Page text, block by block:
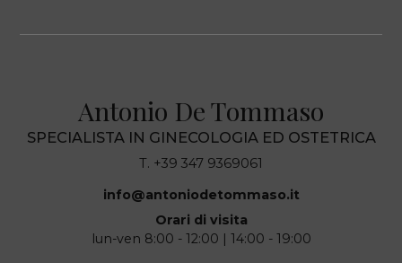
Antonio De Tommaso
SPECIALISTA IN GINECOLOGIA ED OSTETRICA
T. +39 347 9369061
info@antoniodetommaso.it
Orari di visita
lun-ven 8:00 - 12:00 | 14:00 - 19:00